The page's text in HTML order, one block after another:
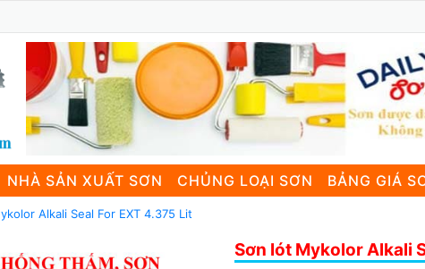
NHÀ SẢN XUẤT SƠN CHỦNG LOẠI SƠN BẢNG GIÁ
Alkali Seal For EXT 4.375 Lit
Sơn lót Mykolor Alkali